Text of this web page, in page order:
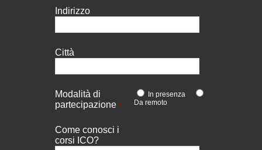
Indirizzo
Città
Modalità di
partecipazione *
In presenza
Da remoto
Come conosci i
corsi ICO?